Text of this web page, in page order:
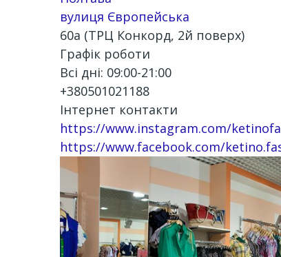
вулиця Європейська
60а (ТРЦ Конкорд, 2й поверх)
Графік роботи
Всі дні: 09:00-21:00
+380501021188
Інтернет контакти
https://www.instagram.com/
https://www.facebook.com/